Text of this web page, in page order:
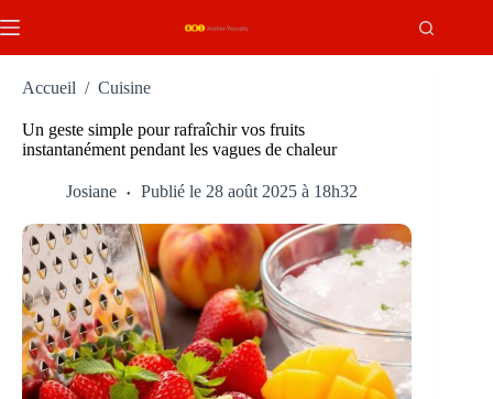
au
Accueil / Cuisine
Un geste simple pour rafraîchir vos fruits
instantanément pendant les vagues de chaleur
Josiane Publié le 28 août 2025 à 18h32